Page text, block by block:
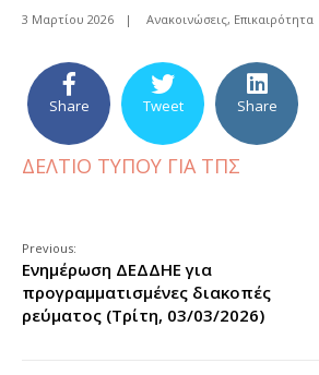
3 Μαρτίου 2026 | Ανακοινώσεις, Επικαιρότητα
Share Tweet Share
ΔΕΛΤΙΟ ΤΥΠΟΥ ΓΙΑ ΤΠΣ
Previous:
Ενημέρωση ΔΕΔΔΗΕ για
προγραμματισμένες διακοπές
ρεύματος (Τρίτη, 03/03/2026)